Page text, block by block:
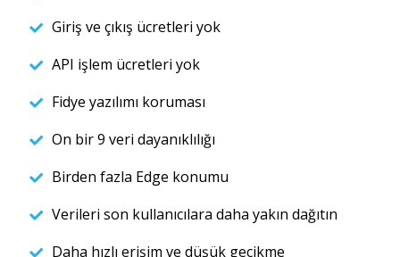
Giriş ve çıkış ücretleri yok
API işlem ücretleri yok
Fidye yazılımı koruması
On bir 9 veri dayanıklılığı
Birden fazla Edge konumu
Verileri son kullanıcılara daha yakın dağıtın
Daha hızlı erişim ve düşük gecikme